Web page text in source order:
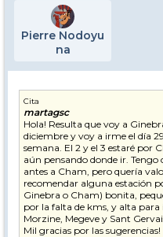
Pierre Nodoyu
na
Cita
martagsc
Hola! Resulta que voy a
diciembre y voy a irme el día
semana. El 2 y el 3 estaré por
aún pensando donde ir.
antes a Cham, pero quería
recomendar alguna estación
Ginebra o Cham) bonita,
por la falta de kms, y alta
Morzine, Megeve y Sant
Mil gracias por las sugerencias!